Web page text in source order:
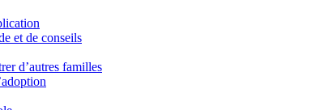
et de conseils
d’autres familles